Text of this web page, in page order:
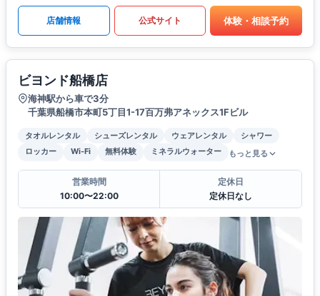
店舗情報 公式サイト 体験・相談予約
ビヨンド船橋店
海神駅から車で3分
千葉県船橋市本町5丁目1-17百万弗アネックス1Fビル
タオルレンタル シューズレンタル ウェアレンタル
シャワー
ロッカー
Wi-Fi 無料体験 ミネラルウォーター もっと見る
営業時間
10:00〜22:00
定休日
定休日なし